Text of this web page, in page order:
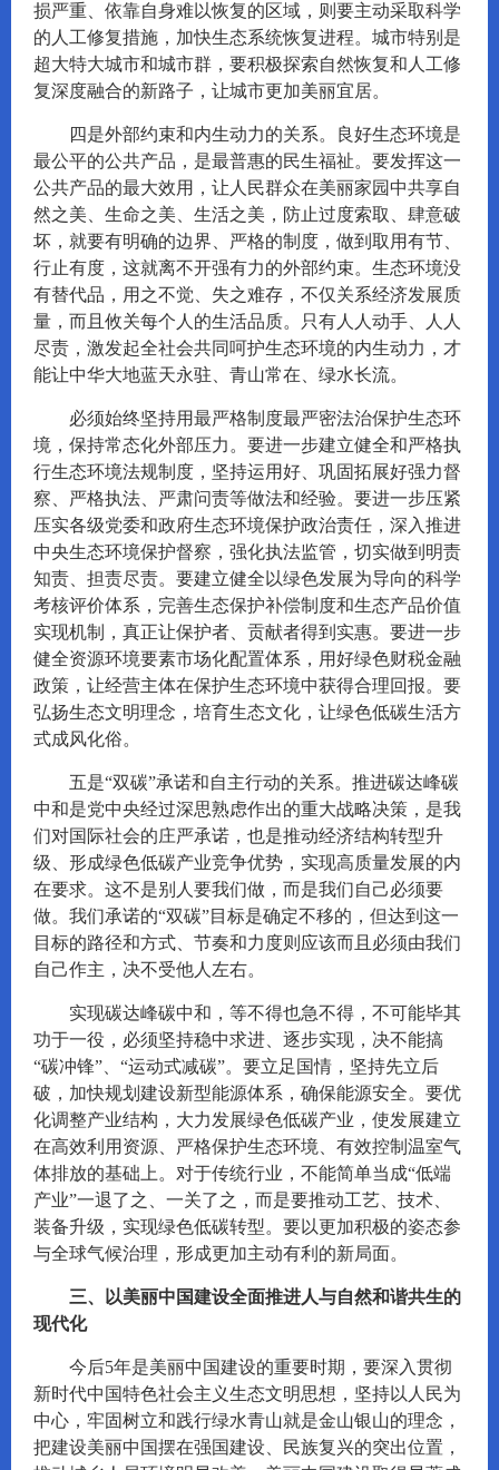
损严重、依靠自身难以恢复的区域，则要主动采取科学
的人工修复措施，加快生态系统恢复进程。城市特别是
超大特大城市和城市群，要积极探索自然恢复和人工修
复深度融合的新路子，让城市更加美丽宜居。
四是外部约束和内生动力的关系。良好生态环境是
最公平的公共产品，是最普惠的民生福祉。要发挥这一
公共产品的最大效用，让人民群众在美丽家园中共享自
然之美、生命之美、生活之美，防止过度索取、肆意破
坏，就要有明确的边界、严格的制度，做到取用有节、
行止有度，这就离不开强有力的外部约束。生态环境没
有替代品，用之不觉、失之难存，不仅关系经济发展质
量，而且攸关每个人的生活品质。只有人人动手、人人
尽责，激发起全社会共同呵护生态环境的内生动力，才
能让中华大地蓝天永驻、青山常在、绿水长流。
必须始终坚持用最严格制度最严密法治保护生态环
境，保持常态化外部压力。要进一步建立健全和严格执
行生态环境法规制度，坚持运用好、巩固拓展好强力督
察、严格执法、严肃问责等做法和经验。要进一步压紧
压实各级党委和政府生态环境保护政治责任，深入推进
中央生态环境保护督察，强化执法监管，切实做到明责
知责、担责尽责。要建立健全以绿色发展为导向的科学
考核评价体系，完善生态保护补偿制度和生态产品价值
实现机制，真正让保护者、贡献者得到实惠。要进一步
健全资源环境要素市场化配置体系，用好绿色财税金融
政策，让经营主体在保护生态环境中获得合理回报。要
弘扬生态文明理念，培育生态文化，让绿色低碳生活方
式成风化俗。
五是“双碳”承诺和自主行动的关系。推进碳达峰碳
中和是党中央经过深思熟虑作出的重大战略决策，是我
们对国际社会的庄严承诺，也是推动经济结构转型升
级、形成绿色低碳产业竞争优势，实现高质量发展的内
在要求。这不是别人要我们做，而是我们自己必须要
做。我们承诺的“双碳”目标是确定不移的，但达到这一
目标的路径和方式、节奏和力度则应该而且必须由我们
自己作主，决不受他人左右。
实现碳达峰碳中和，等不得也急不得，不可能毕其
功于一役，必须坚持稳中求进、逐步实现，决不能搞
“碳冲锋”、“运动式减碳”。要立足国情，坚持先立后
破，加快规划建设新型能源体系，确保能源安全。要优
化调整产业结构，大力发展绿色低碳产业，使发展建立
在高效利用资源、严格保护生态环境、有效控制温室气
体排放的基础上。对于传统行业，不能简单当成“低端
产业”一退了之、一关了之，而是要推动工艺、技术、
装备升级，实现绿色低碳转型。要以更加积极的姿态参
与全球气候治理，形成更加主动有利的新局面。
三、以美丽中国建设全面推进人与自然和谐共生的
现代化
今后5年是美丽中国建设的重要时期，要深入贯彻
新时代中国特色社会主义生态文明思想，坚持以人民为
中心，牢固树立和践行绿水青山就是金山银山的理念，
把建设美丽中国摆在强国建设、民族复兴的突出位置，